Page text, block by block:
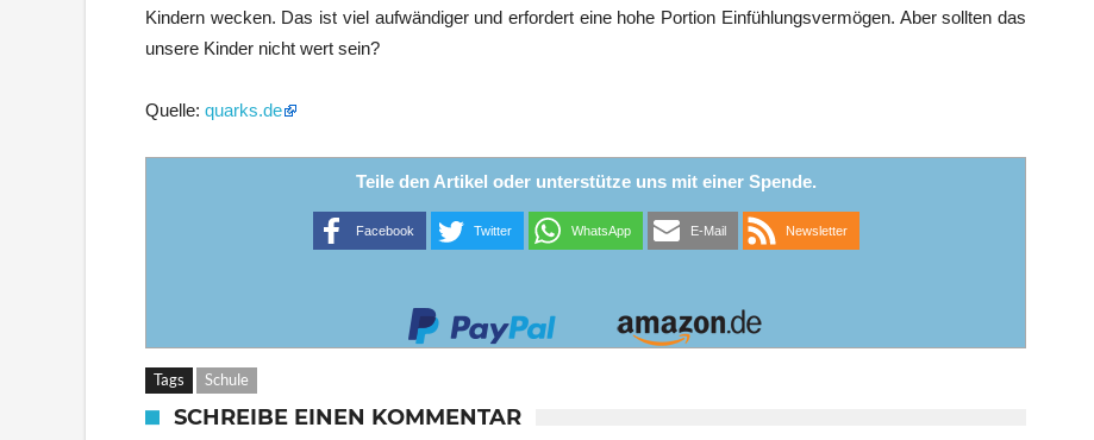
Kindern wecken. Das ist viel aufwändiger und erfordert eine hohe Portion Einfühlungsvermögen. Aber sollten das
unsere Kinder nicht wert sein?
Quelle: quarks.de
Teile den Artikel oder unterstütze uns mit einer Spende.
Facebook Twitter WhatsApp E-Mail Newsletter
Tags Schule
SCHREIBE EINEN KOMMENTAR